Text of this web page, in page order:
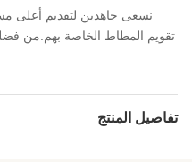
نسعى جاهدين لتقديم أعلى
تقويم المطاط الخاصة بهم.من
تفاصيل المنتج